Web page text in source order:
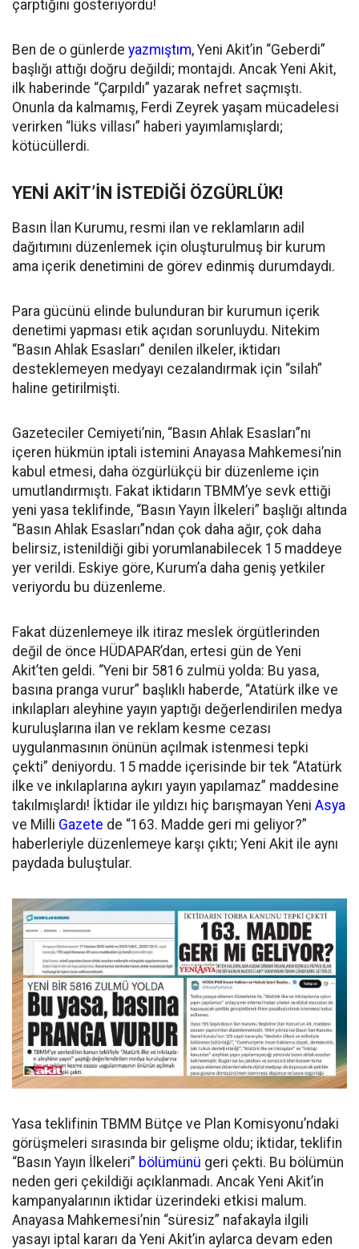
çarptığını gösteriyordu!
Ben de o günlerde yazmıştım, Yeni Akit’in “Geberdi”
başlığı attığı doğru değildi; montajdı. Ancak Yeni Akit,
ilk haberinde “Çarpıldı” yazarak nefret saçmıştı.
Onunla da kalmamış, Ferdi Zeyrek yaşam mücadelesi
verirken “lüks villası” haberi yayımlamışlardı;
kötücüllerdi.
YENİ AKİT’İN İSTEDİĞİ ÖZGÜRLÜK!
Basın İlan Kurumu, resmi ilan ve reklamların adil
dağıtımını düzenlemek için oluşturulmuş bir kurum
ama içerik denetimini de görev edinmiş durumdaydı.
Para gücünü elinde bulunduran bir kurumun içerik
denetimi yapması etik açıdan sorunluydu. Nitekim
“Basın Ahlak Esasları” denilen ilkeler, iktidarı
desteklemeyen medyayı cezalandırmak için “silah”
haline getirilmişti.
Gazeteciler Cemiyeti’nin, “Basın Ahlak Esasları”nı
içeren hükmün iptali istemini Anayasa Mahkemesi’nin
kabul etmesi, daha özgürlükçü bir düzenleme için
umutlandırmıştı. Fakat iktidarın TBMM’ye sevk ettiği
yeni yasa teklifinde, “Basın Yayın İlkeleri” başlığı altında
“Basın Ahlak Esasları”ndan çok daha ağır, çok daha
belirsiz, istenildiği gibi yorumlanabilecek 15 maddeye
yer verildi. Eskiye göre, Kurum’a daha geniş yetkiler
veriyordu bu düzenleme.
Fakat düzenlemeye ilk itiraz meslek örgütlerinden
değil de önce HÜDAPAR’dan, ertesi gün de Yeni
Akit’ten geldi. “Yeni bir 5816 zulmü yolda: Bu yasa,
basına pranga vurur” başlıklı haberde, “Atatürk ilke ve
inkılapları aleyhine yayın yaptığı değerlendirilen medya
kuruluşlarına ilan ve reklam kesme cezası
uygulanmasının önünün açılmak istenmesi tepki
çekti” deniyordu. 15 madde içerisinde bir tek “Atatürk
ilke ve inkılaplarına aykırı yayın yapılamaz” maddesine
takılmışlardı! İktidar ile yıldızı hiç barışmayan Yeni Asya
ve Milli Gazete de “163. Madde geri mi geliyor?”
haberleriyle düzenlemeye karşı çıktı; Yeni Akit ile aynı
paydada buluştular.
Yasa teklifinin TBMM Bütçe ve Plan Komisyonu’ndaki
görüşmeleri sırasında bir gelişme oldu; iktidar, teklifin
“Basın Yayın İlkeleri” bölümünü geri çekti. Bu bölümün
neden geri çekildiği açıklanmadı. Ancak Yeni Akit’in
kampanyalarının iktidar üzerindeki etkisi malum.
Anayasa Mahkemesi’nin “süresiz” nafakayla ilgili
yasayı iptal kararı da Yeni Akit’in aylarca devam eden